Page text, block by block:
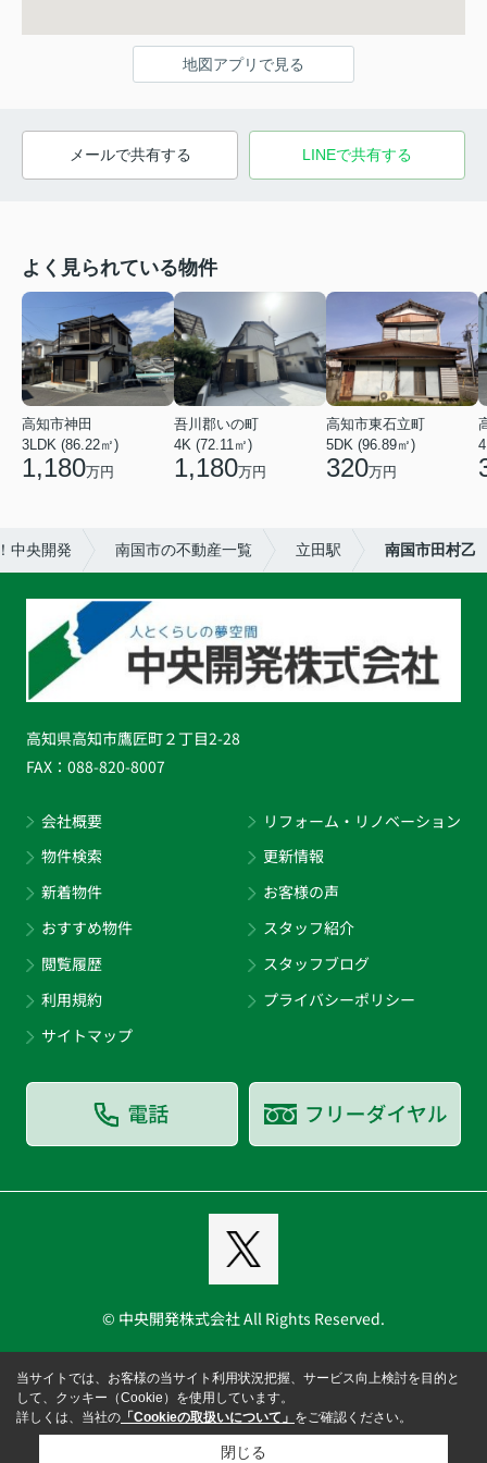
地図アプリで見る
メールで共有する LINEで共有する
よく見られている物件
高知市神田
3LDK (86.22㎡)
1,180万円
吾川郡いの町
4K (72.11㎡)
1,180万円
高知市東石立町
5DK (96.89㎡)
320万円
中央開発 南国市の不動産一覧 立田駅 南国市田村乙
高知県高知市鷹匠町２丁目2-28
FAX： 088-820-8007
会社概要
物件検索
新着物件
おすすめ物件
閲覧履歴
利用規約
サイトマップ
リフォーム・リノベーション
更新情報
お客様の声
スタッフ紹介
スタッフブログ
プライバシーポリシー
© 中央開発株式会社 All Rights Reserved.
当サイトでは、お客様の当サイト利用状況把握、サービス向上検討を目的と
して、クッキー（Cookie）を使用しています。
詳しくは、当社の 「Cookieの取扱いについて」 をご確認ください。
閉じる